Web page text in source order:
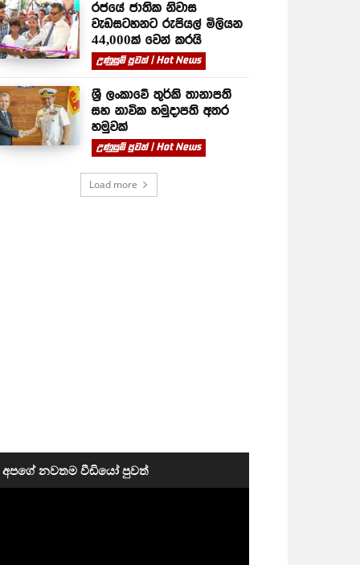
රජයේ ජාතික නිවාස
වැඩසටහනට රුපියල් මිලියන
44,000ක් වෙන් කරයි
උණුසුම් පුවත් | Hot News
ශ්‍රී ලංකාවේ තුර්කි තානාපති
සහ නාවික හමුදාපති අතර
හමුවක්
උණුසුම් පුවත් | Hot News
Load more
අපගේ නවතම වීඩියෝ පුවත්